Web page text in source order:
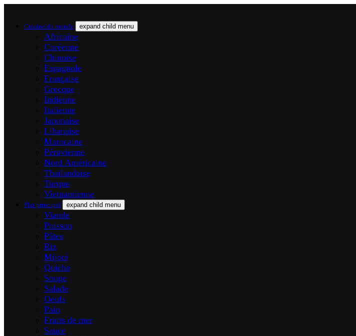
Cuisine du monde expand child menu
Africaine
Coréenne
Chinoise
Espagnole
Française
Grecque
Indienne
Italienne
Japonaise
Libanaise
Marocaine
Péruvienne
Nord Américaine
Thaïlandaise
Turque
Vietnamienne
Plat principal expand child menu
Viande
Poisson
Pâtes
Riz
Mijoté
Quiche
Soupe
Salade
Oeufs
Pain
Fruits de mer
Sauce